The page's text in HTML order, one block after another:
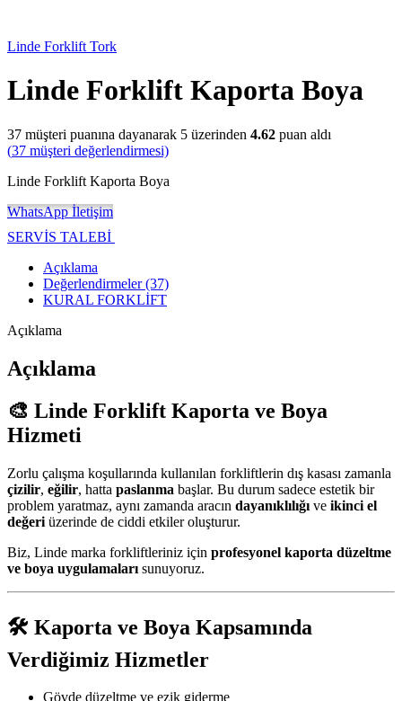
Linde Forklift Tork
Linde Forklift Kaporta Boya
37 müşteri puanına dayanarak 5 üzerinden 4.62 puan aldı
(37 müşteri değerlendirmesi)
Linde Forklift Kaporta Boya
WhatsApp İletişim
SERVİS TALEBİ
Açıklama
Değerlendirmeler (37)
KURAL FORKLİFT
Açıklama
Açıklama
🎨 Linde Forklift Kaporta ve Boya
Hizmeti
Zorlu çalışma koşullarında kullanılan forkliftlerin dış kasası zamanla
çizilir, eğilir, hatta paslanma başlar. Bu durum sadece estetik bir
problem yaratmaz, aynı zamanda aracın dayanıklılığı ve ikinci el
değeri üzerinde de ciddi etkiler oluşturur.
Biz, Linde marka forkliftleriniz için profesyonel kaporta düzeltme
ve boya uygulamaları sunuyoruz.
🛠️ Kaporta ve Boya Kapsamında
Verdiğimiz Hizmetler
Gövde düzeltme ve ezik giderme